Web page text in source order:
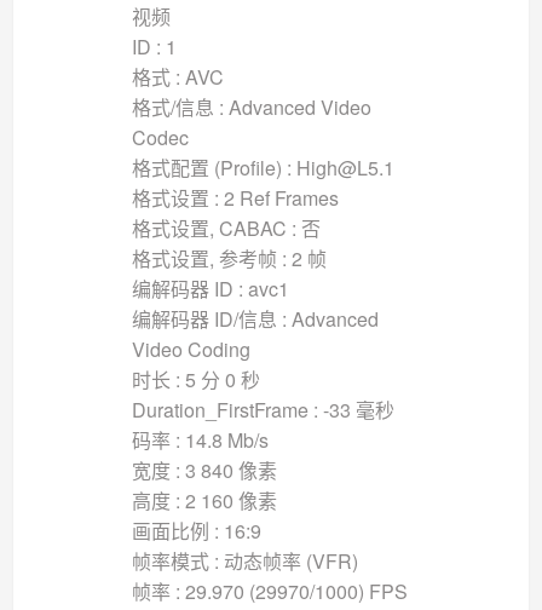
视频
ID : 1
格式 : AVC
格式/信息 : Advanced Video
Codec
格式配置 (Profile) : High@L5.1
格式设置 : 2 Ref Frames
格式设置, CABAC : 否
格式设置, 参考帧 : 2 帧
编解码器 ID : avc1
编解码器 ID/信息 : Advanced
Video Coding
时长 : 5 分 0 秒
Duration_FirstFrame : -33 毫秒
码率 : 14.8 Mb/s
宽度 : 3 840 像素
高度 : 2 160 像素
画面比例 : 16:9
帧率模式 : 动态帧率 (VFR)
帧率 : 29.970 (29970/1000) FPS